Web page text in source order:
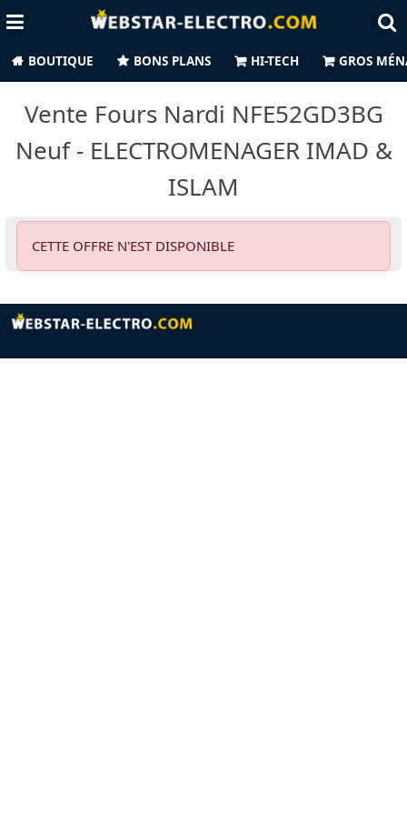
BOUTIQUE BONS PLANS HI-TECH GROS
Vente Fours Nardi NFE52GD3BG
Neuf - ELECTROMENAGER IMAD &
ISLAM
CETTE OFFRE N'EST DISPONIBLE